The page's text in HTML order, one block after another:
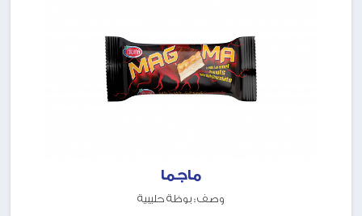
ماجما
وصف : بوظة حليبية